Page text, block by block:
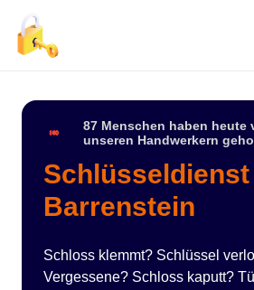
87 Menschen haben heute
unseren Handwerkern
Barrenstein
Schloss klemmt? Schlüssel
Vergessene? Schloss kaputt?